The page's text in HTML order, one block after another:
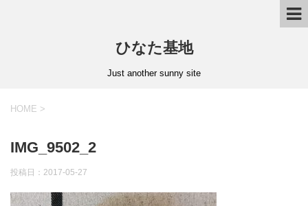
ひなた基地
Just another sunny site
HOME >
IMG_9502_2
投稿日：2017-05-27